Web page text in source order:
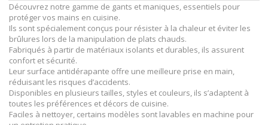
Découvrez notre gamme de gants et maniques, essentiels pour
protéger vos mains en cuisine.
Ils sont spécialement conçus pour résister à la chaleur et éviter les
brûlures lors de la manipulation de plats chauds.
Fabriqués à partir de matériaux isolants et durables, ils assurent
confort et sécurité.
Leur surface antidérapante offre une meilleure prise en main,
réduisant les risques d’accidents.
Disponibles en plusieurs tailles, styles et couleurs, ils s’adaptent à
toutes les préférences et décors de cuisine.
Faciles à nettoyer, certains modèles sont lavables en machine pour